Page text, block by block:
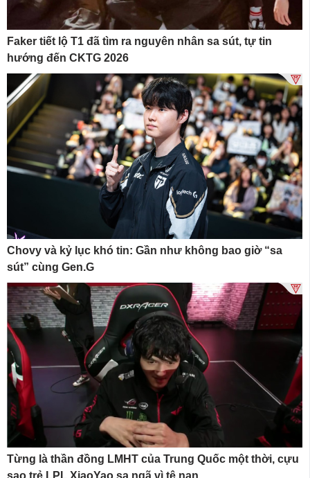
Faker tiết lộ T1 đã tìm ra nguyên nhân sa sút, tự tin
hướng đến CKTG 2026
Chovy và kỷ lục khó tin: Gần như không bao giờ “sa
sút” cùng Gen.G
Từng là thần đồng LMHT của Trung Quốc một thời, cựu
sao trẻ LPL XiaoYao sa ngã vì tệ nạn